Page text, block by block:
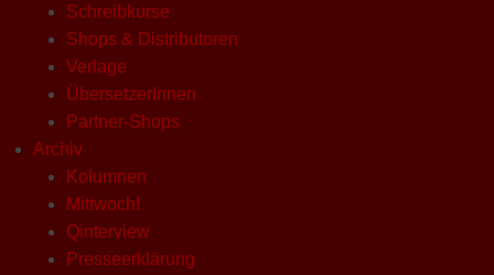
Schreibkurse
Shops & Distributoren
Verlage
ÜbersetzerInnen
Partner-Shops
Archiv
Kolumnen
Mittwoch!
Qinterview
Presseerklärung